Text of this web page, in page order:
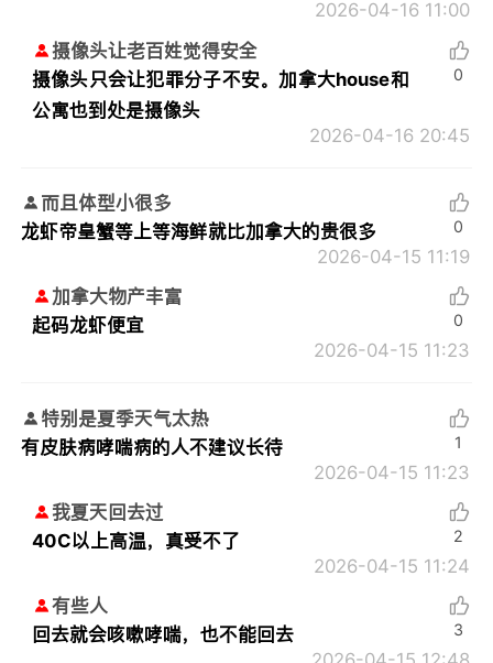
2026-04-16 11:00
摄像头让老百姓觉得安全
摄像头只会让犯罪分子不安。加拿大house和
公寓也到处是摄像头
2026-04-16 20:45
0
而且体型小很多
龙虾帝皇蟹等上等海鲜就比加拿大的贵很多
2026-04-15 11:19
0
加拿大物产丰富
起码龙虾便宜
2026-04-15 11:23
0
特别是夏季天气太热
有皮肤病哮喘病的人不建议长待
2026-04-15 11:23
1
我夏天回去过
40C以上高温，真受不了
2026-04-15 11:24
2
有些人
回去就会咳嗽哮喘，也不能回去
3